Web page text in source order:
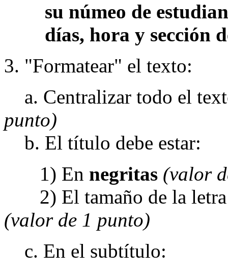
su númeo de
días, hora y sección
3. "Formatear" el texto:
a. Centralizar todo el
punto)
b. El título debe estar:
1) En negritas (valor
2) El tamaño de la
(valor de 1 punto)
c. En el subtítulo: